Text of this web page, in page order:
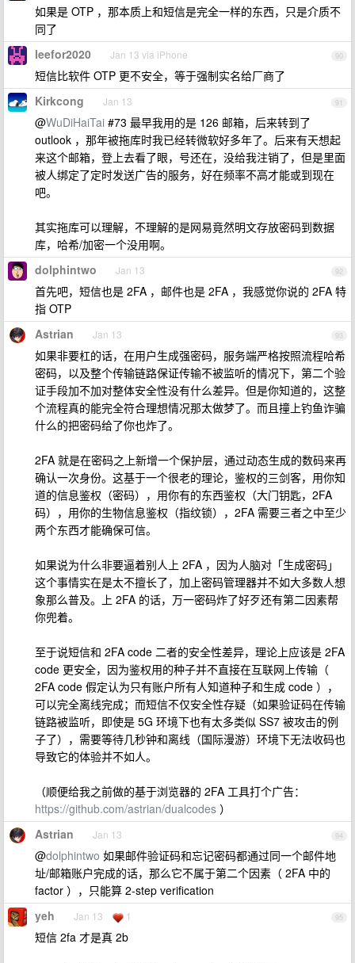
如果是 OTP ，那本质上和短信是完全一样的东西，只是介质不
同了
90
leefor2020 Jan 13 via iPhone
短信比软件 OTP 更不安全，等于强制实名给厂商了
91
Kirkcong Jan 13
@WuDiHaiTai #73 最早我用的是 126 邮箱，后来转到了
outlook ，那年被拖库时我已经转微软好多年了。后来有天想起
来这个邮箱，登上去看了眼，号还在，没给我注销了，但是里面
被人绑定了定时发送广告的服务，好在频率不高才能或到现在
吧。
其实拖库可以理解，不理解的是网易竟然明文存放密码到数据
库，哈希/加密一个没用啊。
92
dolphintwo Jan 13
首先吧，短信也是 2FA ，邮件也是 2FA ，我感觉你说的 2FA 特
指 OTP
93
Astrian Jan 13
如果非要杠的话，在用户生成强密码，服务端严格按照流程哈希
密码，以及整个传输链路保证传输不被监听的情况下，第二个验
证手段加不加对整体安全性没有什么差异。但是你知道的，这整
个流程真的能完全符合理想情况那太做梦了。而且撞上钓鱼诈骗
什么的把密码给了你也炸了。
2FA 就是在密码之上新增一个保护层，通过动态生成的数码来再
确认一次身份。这基于一个很老的理论，鉴权的三剑客，用你知
道的信息鉴权（密码），用你有的东西鉴权（大门钥匙，2FA
码），用你的生物信息鉴权（指纹锁），2FA 需要三者之中至少
两个东西才能确保可信。
如果说为什么非要逼着别人上 2FA ，因为人脑对「生成密码」
这个事情实在是太不擅长了，加上密码管理器并不如大多数人想
象那么普及。上 2FA 的话，万一密码炸了好歹还有第二因素帮
你兜着。
至于说短信和 2FA code 二者的安全性差异，理论上应该是 2FA
code 更安全，因为鉴权用的种子并不直接在互联网上传输（
2FA code 假定认为只有账户所有人知道种子和生成 code ），
可以完全离线完成；而短信不仅安全性存疑（如果验证码在传输
链路被监听，即使是 5G 环境下也有太多类似 SS7 被攻击的例
子了），需要等待几秒钟和离线（国际漫游）环境下无法收码也
导致它的体验并不如人。
（顺便给我之前做的基于浏览器的 2FA 工具打个广告：
https://github.com/astrian/dualcodes ）
94
Astrian Jan 13
@dolphintwo 如果邮件验证码和忘记密码都通过同一个邮件地
址/邮箱账户完成的话，那么它不属于第二个因素（ 2FA 中的
factor ），只能算 2-step verification
95
yeh Jan 13 1
短信 2fa 才是真 2b